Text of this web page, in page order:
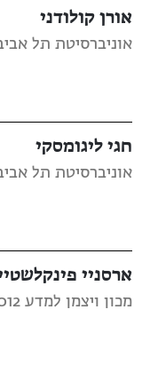
אורן קולודני
אוניברסיטת תל אביב
חגי ליגומסקי
אוניברסיטת תל אביב
ארסניי
מכון ויצמן למדע 2012